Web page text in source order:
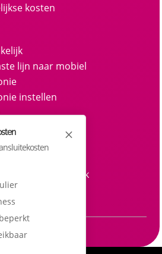
kosten
lijn naar mobiel
instellen
telefonie
aanvragen zakelijk
medewerker
M